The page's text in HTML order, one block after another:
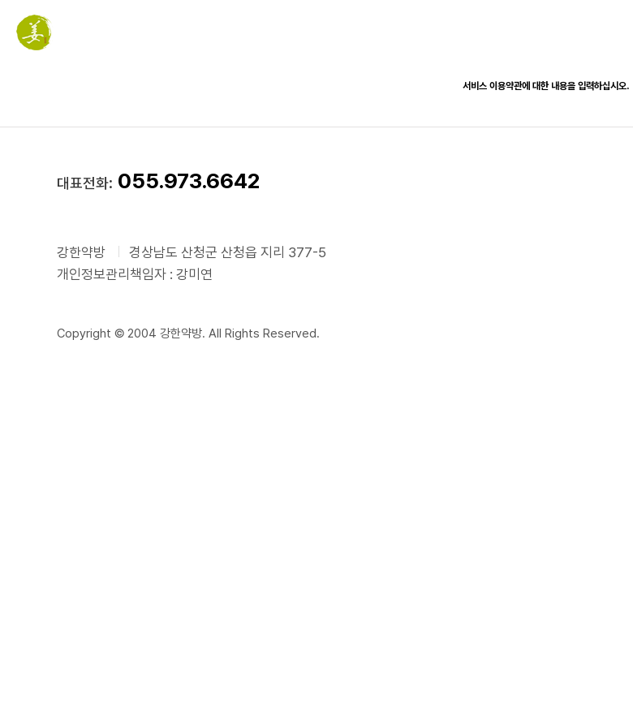
서비스 이용약관에 대한 내용을 입력하십시오.
대표전화: 055.973.6642
강한약방
경상남도 산청군 산청읍 지리 377-5
개인정보관리책임자 : 강미연
Copyright © 2004 강한약방. All Rights Reserved.